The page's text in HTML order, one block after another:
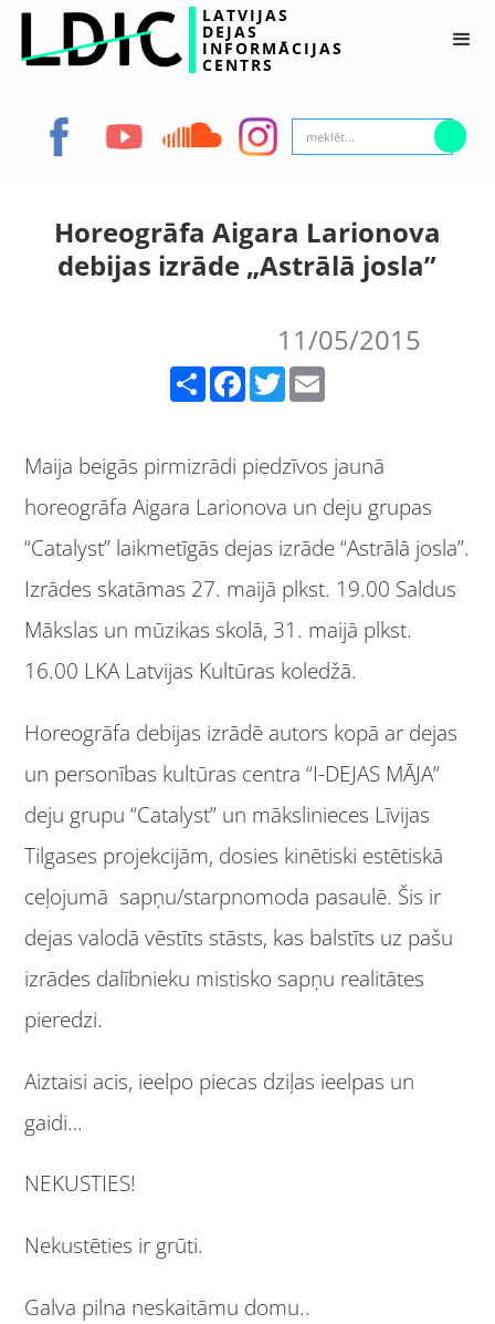
LATVIJAS
DEJAS
INFORMĀCIJAS
CENTRS
Horeogrāfa Aigara Larionova
debijas izrāde „Astrālā josla”
11/05/2015
Facebook Twitter
Maija beigās pirmizrādi piedzīvos jaunā
horeogrāfa Aigara Larionova un deju grupas
“Catalyst” laikmetīgās dejas izrāde “Astrālā josla”.
Izrādes skatāmas 27. maijā plkst. 19.00 Saldus
Mākslas un mūzikas skolā, 31. maijā plkst.
16.00 LKA Latvijas Kultūras koledžā.
Horeogrāfa debijas izrādē autors kopā ar dejas
un personības kultūras centra “I-DEJAS MĀJA”
deju grupu “Catalyst” un mākslinieces Līvijas
Tilgases projekcijām, dosies kinētiski estētiskā
ceļojumā sapņu/starpnomoda pasaulē. Šis ir
dejas valodā vēstīts stāsts, kas balstīts uz pašu
izrādes dalībnieku mistisko sapņu realitātes
pieredzi.
Aiztaisi acis, ieelpo piecas dziļas ieelpas un
gaidi…
NEKUSTIES!
Nekustēties ir grūti.
Galva pilna neskaitāmu domu..